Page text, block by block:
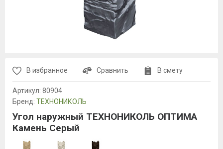
В избранное Сравнить В смету
Артикул: 80904
Бренд: ТЕХНОНИКОЛЬ
Угол наружный ТЕХНОНИКОЛЬ ОПТИМА
Камень Серый